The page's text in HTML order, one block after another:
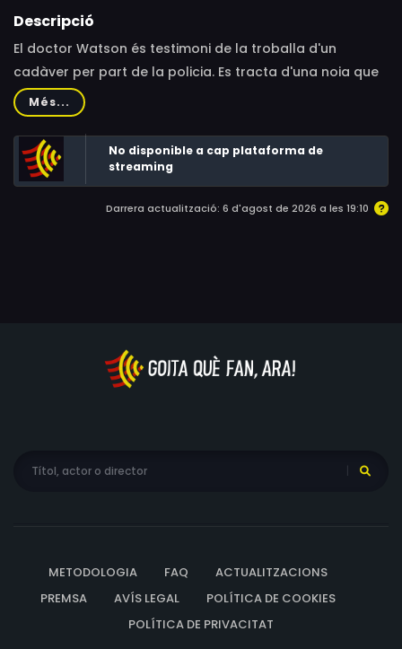
Jennifer Moule, Eleanor David, John Cunningham,
Descripció
El doctor Watson és testimoni de la troballa d'un
cadàver per part de la policia. Es tracta d'una noia que
va ser escanyada amb una mitjana de seda. Watson
informa el seu gran amic Sherlock Holmes, que, encara
que viu gairebé retirat, decideix ocupar-se del cas; no
obstant, l'assassí torna a actuar.
Més...
No disponible a cap plataforma de
streaming
Darrera actualització: 6 d'agost de 2026 a les 19:10
METODOLOGIA FAQ
ACTUALITZACIONS
PREMSA
AVÍS LEGAL
POLÍTICA DE COOKIES
POLÍTICA DE PRIVACITAT